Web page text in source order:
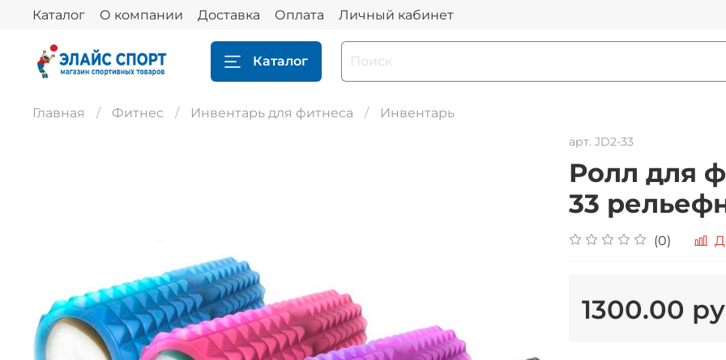
Каталог О компании Доставка Оплата Личный кабинет
Каталог
Главная Фитнес Инвентарь для фитнеса Инвентарь
арт. JD2-33
Ролл для
33
(0)
1300.00